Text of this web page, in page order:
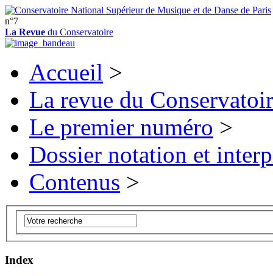
n°7
La Revue du Conservatoire
Accueil >
La revue du
Le premier numéro >
Dossier notation et
Contenus >
Index